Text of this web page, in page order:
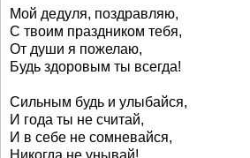
Мой дедуля, поздравляю,
С твоим праздником тебя,
От души я пожелаю,
Будь здоровым ты всегда!
Сильным будь и улыбайся,
И года ты не считай,
И в себе не сомневайся,
Никогда не унывай!